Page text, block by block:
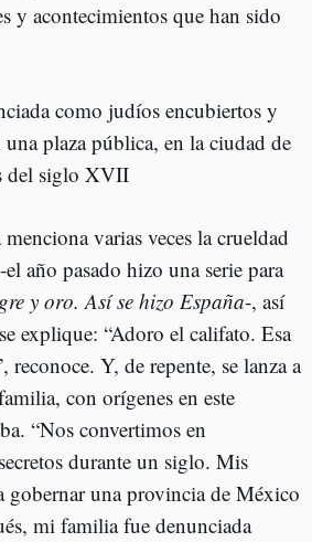
y acontecimientos que han sido
como judíos encubiertos y
plaza pública, en la ciudad de
del siglo XVII
varias veces la crueldad
año pasado hizo una serie para
y oro. Así se hizo España-, así
explique: “Adoro el califato. Esa
reconoce. Y, de repente, se lanza a
con orígenes en este
“Nos convertimos en
durante un siglo. Mis
gobernar una provincia de México
mi familia fue denunciada